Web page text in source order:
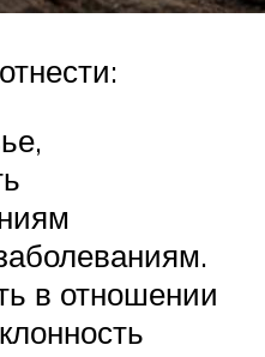
в отношении